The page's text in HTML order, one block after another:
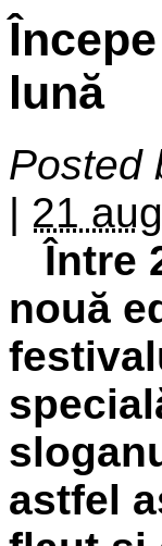
lună
Posted
| 21
Între
nouă
astfel